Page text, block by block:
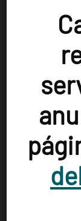
El tango
Castro